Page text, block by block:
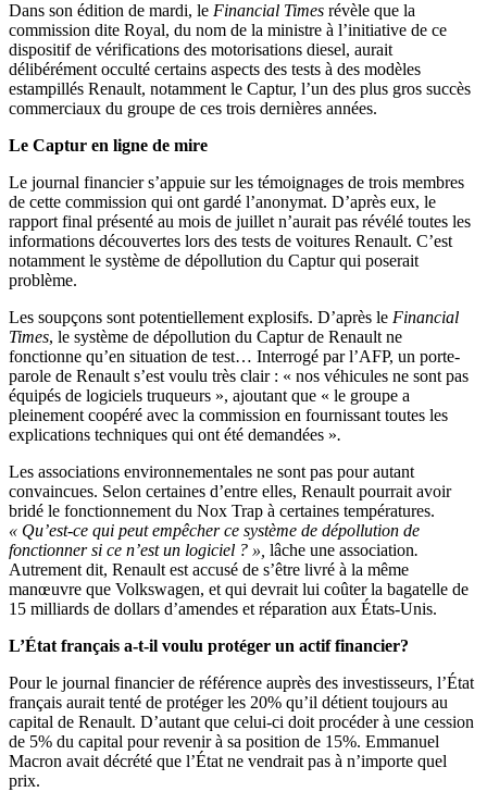
Dans son édition de mardi, le Financial Times révèle que la
commission dite Royal, du nom de la ministre à l’initiative de ce
dispositif de vérifications des motorisations diesel, aurait
délibérément occulté certains aspects des tests à des modèles
estampillés Renault, notamment le Captur, l’un des plus gros succès
commerciaux du groupe de ces trois dernières années.
Le Captur en ligne de mire
Le journal financier s’appuie sur les témoignages de trois membres
de cette commission qui ont gardé l’anonymat. D’après eux, le
rapport final présenté au mois de juillet n’aurait pas révélé toutes les
informations découvertes lors des tests de voitures Renault. C’est
notamment le système de dépollution du Captur qui poserait
problème.
Les soupçons sont potentiellement explosifs. D’après le Financial
Times, le système de dépollution du Captur de Renault ne
fonctionne qu’en situation de test… Interrogé par l’AFP, un porte-
parole de Renault s’est voulu très clair : « nos véhicules ne sont pas
équipés de logiciels truqueurs », ajoutant que « le groupe a
pleinement coopéré avec la commission en fournissant toutes les
explications techniques qui ont été demandées ».
Les associations environnementales ne sont pas pour autant
convaincues. Selon certaines d’entre elles, Renault pourrait avoir
bridé le fonctionnement du Nox Trap à certaines températures.
« Qu’est-ce qui peut empêcher ce système de dépollution de
fonctionner si ce n’est un logiciel ? », lâche une association.
Autrement dit, Renault est accusé de s’être livré à la même
manœuvre que Volkswagen, et qui devrait lui coûter la bagatelle de
15 milliards de dollars d’amendes et réparation aux États-Unis.
L’État français a-t-il voulu protéger un actif financier?
Pour le journal financier de référence auprès des investisseurs, l’État
français aurait tenté de protéger les 20% qu’il détient toujours au
capital de Renault. D’autant que celui-ci doit procéder à une cession
de 5% du capital pour revenir à sa position de 15%. Emmanuel
Macron avait décrété que l’État ne vendrait pas à n’importe quel
prix.